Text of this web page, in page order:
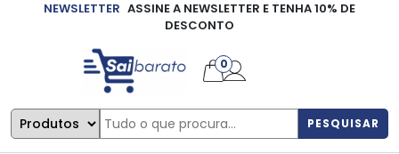
NEWSLETTER ASSINE A NEWSLETTER E TENHA 10% DE
DESCONTO
PESQUISAR
0